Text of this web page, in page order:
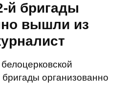
й бригады
вышли из
организованно